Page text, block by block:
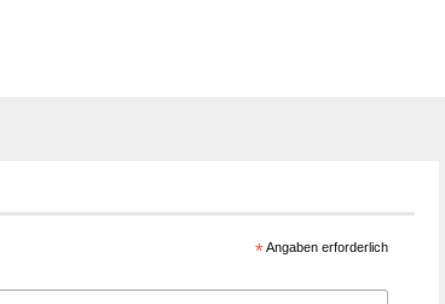
*Angaben erforderlich